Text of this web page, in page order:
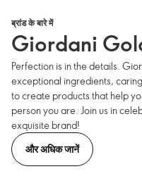
ब्रांड के बारे में
Giordani
Perfection is in the details.
exceptional ingredients,
to create products that help
person you are. Join us in
exquisite brand!
और अधिक जानें